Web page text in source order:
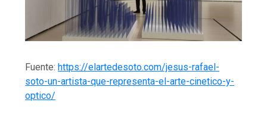
Fuente: https://elartedesoto.com/jesus-rafael-
soto-un-artista-que-representa-el-arte-cinetico-y-
optico/